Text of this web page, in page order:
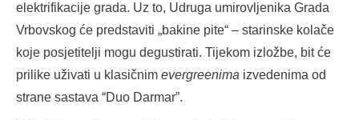
elektrifikacije grada. Uz to, Udruga umirovljenika Grada
Vrbovskog će predstaviti „bakine pite“ – starinske kolače
koje posjetitelji mogu degustirati. Tijekom izložbe, bit će
prilike uživati u klasičnim evergreenima izvedenima od
strane sastava “Duo Darmar”.